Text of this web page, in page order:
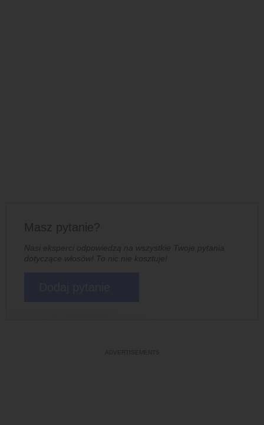
Masz pytanie?
Nasi eksperci odpowiedzą na wszystkie Twoje pytania
dotyczące włosów! To nic nie kosztuje!